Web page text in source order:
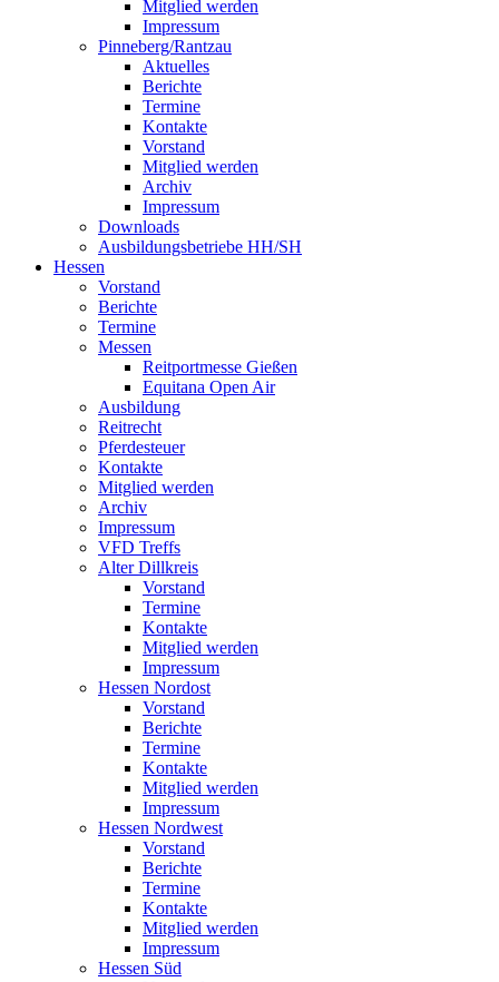
Mitglied werden
Impressum
Pinneberg/Rantzau
Aktuelles
Berichte
Termine
Kontakte
Vorstand
Mitglied werden
Archiv
Impressum
Downloads
Ausbildungsbetriebe HH/SH
Hessen
Vorstand
Berichte
Termine
Messen
Reitportmesse Gießen
Equitana Open Air
Ausbildung
Reitrecht
Pferdesteuer
Kontakte
Mitglied werden
Archiv
Impressum
VFD Treffs
Alter Dillkreis
Vorstand
Termine
Kontakte
Mitglied werden
Impressum
Hessen Nordost
Vorstand
Berichte
Termine
Kontakte
Mitglied werden
Impressum
Hessen Nordwest
Vorstand
Berichte
Termine
Kontakte
Mitglied werden
Impressum
Hessen Süd